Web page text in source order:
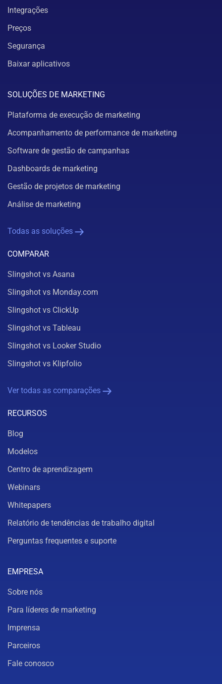
Integrações
Preços
Segurança
Baixar aplicativos
SOLUÇÕES DE MARKETING
Plataforma de execução de marketing
Acompanhamento de performance de marketing
Software de gestão de campanhas
Dashboards de marketing
Gestão de projetos de marketing
Análise de marketing
Todas as soluções
COMPARAR
Slingshot vs Asana
Slingshot vs Monday.com
Slingshot vs ClickUp
Slingshot vs Tableau
Slingshot vs Looker Studio
Slingshot vs Klipfolio
Ver todas as comparações
RECURSOS
Blog
Modelos
Centro de aprendizagem
Webinars
Whitepapers
Relatório de tendências de trabalho digital
Perguntas frequentes e suporte
EMPRESA
Sobre nós
Para líderes de marketing
Imprensa
Parceiros
Fale conosco